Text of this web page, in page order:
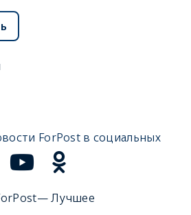
ForPost в социальных
Лучшее